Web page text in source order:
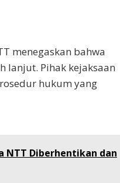
menegaskan bahwa
lanjut. Pihak kejaksaan
hukum yang
NTT Diberhentikan dan